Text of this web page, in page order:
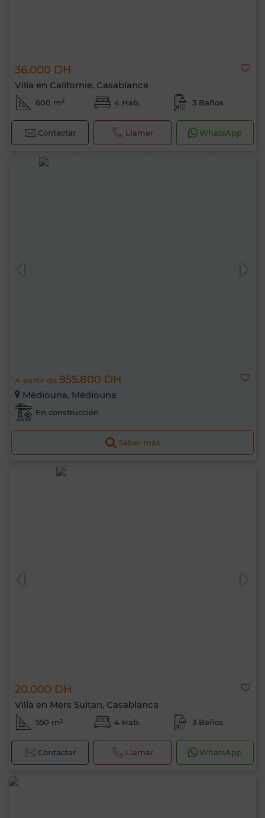
36.000 DH
Villa en Californie, Casablanca
600 m² 4 Hab. 3 Baños
Contactar Llamar WhatsApp
A partir de 955.800 DH
Médiouna, Médiouna
En construcción
Saber más
20.000 DH
Villa en Mers Sultan, Casablanca
550 m² 4 Hab. 3 Baños
Contactar Llamar WhatsApp